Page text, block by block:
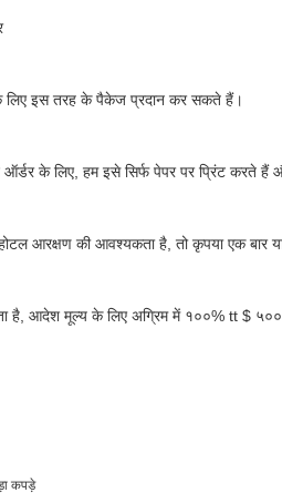
के लिए इस तरह के पैकेज प्रदान कर सकते हैं।
के लिए, हम इसे सिर्फ पेपर पर प्रिंट करते हैं
आरक्षण की आवश्यकता है, तो कृपया एक बार
है, आदेश मूल्य के लिए अग्रिम में १००% tt
कपड़े